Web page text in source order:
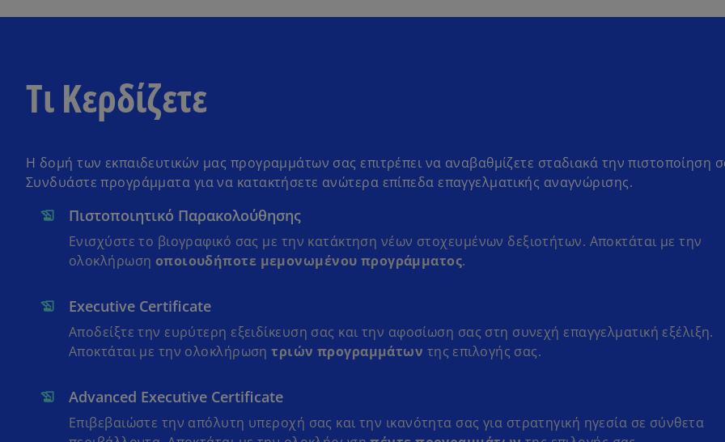
Τι Κερδίζετε
Η δομή των εκπαιδευτικών μας προγραμμάτων σας επιτρέπει να αναβαθμίζετε σταδιακά την πιστοποίηση
Συνδυάστε προγράμματα για να κατακτήσετε ανώτερα επίπεδα επαγγελματικής αναγνώρισης.
Πιστοποιητικό Παρακολούθησης
Ενισχύστε το βιογραφικό σας με την κατάκτηση νέων στοχευμένων δεξιοτήτων. Αποκτάται με την
ολοκλήρωση οποιουδήποτε μεμονωμένου προγράμματος.
Executive Certificate
Αποδείξτε την ευρύτερη εξειδίκευση σας και την αφοσίωση σας στη συνεχή επαγγελματική εξέλιξη.
Αποκτάται με την ολοκλήρωσητριών προγραμμάτων της επιλογής σας.
Advanced Executive Certificate
Επιβεβαιώστε την απόλυτη υπεροχή σας και την ικανότητα σας για στρατηγική ηγεσία σε σύνθετα